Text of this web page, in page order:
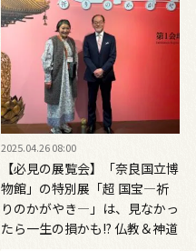
2025.04.26 08:00
【必見の展覧会】「奈良国立博
物館」の特別展「超 国宝―祈
りのかがやき―」は、見なかっ
たら一生の損かも!? 仏教＆神道